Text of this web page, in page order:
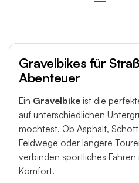
Gravelbikes für
Abenteuer
Ein Gravelbike ist die
auf unterschiedlichen
möchtest. Ob Asphalt,
Feldwege oder längere
verbinden sportliches
Komfort.